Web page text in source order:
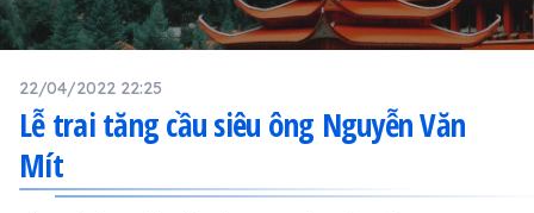
22/04/2022 22:25
Lễ trai tăng cầu siêu ông Nguyễn Văn
Mít